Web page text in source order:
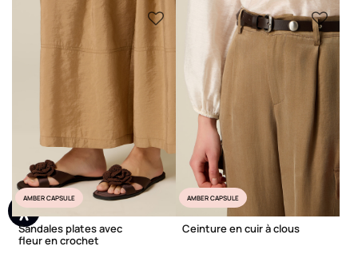
AMBER CAPSULE
Sandales plates avec
fleur en crochet
AMBER CAPSULE
Ceinture en cuir à clous